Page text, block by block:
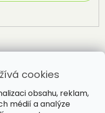
cookies
obsahu, reklam,
médií a analýze